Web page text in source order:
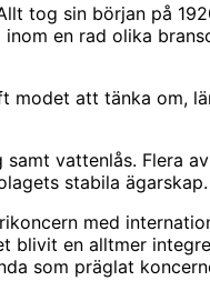
tog sin början på
en rad olika
modet att tänka om,
vattenlås. Flera
stabila ägarskap.
med
en alltmer
som präglat